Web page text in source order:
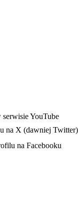
serwisie YouTube
na X (dawniej Twitter)
na Facebooku